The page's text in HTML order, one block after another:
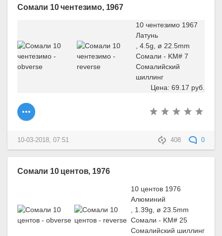
Сомали 10 чентезимо, 1967
10 чентезимо 1967
Латунь
, 4.5g, ø 22.5mm
Сомали - KM# 7
Сомалийский
шиллинг
Цена: 69.17 руб.
408 0
10-03-2018, 07:51
Сомали 10 центов, 1976
10 центов 1976
Алюминий
, 1.39g, ø 23.5mm
Сомали - KM# 25
Сомалийский шиллинг